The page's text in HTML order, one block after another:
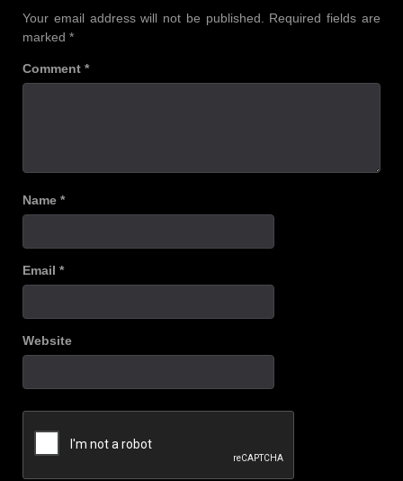
Your email address will not be published.
Required fields are
marked *
Comment *
Name *
Email *
Website